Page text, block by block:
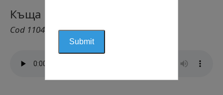
Къща Кукулис, Констанца
Cod 1104